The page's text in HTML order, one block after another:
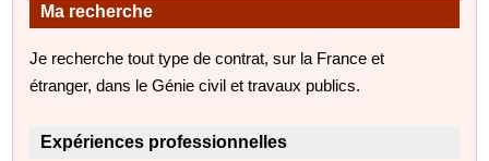
Ma recherche
Je recherche tout type de contrat, sur la France et
étranger, dans le Génie civil et travaux publics.
Expériences professionnelles